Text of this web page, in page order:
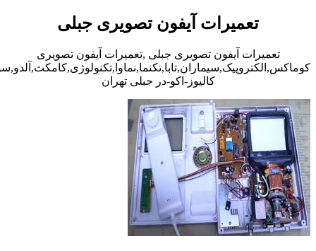
تعمیرات آیفون تصویری جبلی
تعمیرات آیفون تصویری جبلی ,تعمیرات آیفون تصویری
کالیوز-اکو-در جبلی تهران